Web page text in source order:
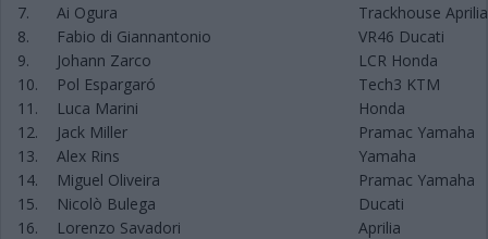
7.
Ai Ogura
Trackhouse Aprilia
8.
Fabio di Giannantonio
VR46 Ducati
9.
Johann Zarco
LCR Honda
10.
Pol Espargaró
Tech3 KTM
11.
Luca Marini
Honda
12.
Jack Miller
Pramac Yamaha
13.
Alex Rins
Yamaha
14.
Miguel Oliveira
Pramac Yamaha
15.
Nicolò Bulega
Ducati
16.
Lorenzo Savadori
Aprilia